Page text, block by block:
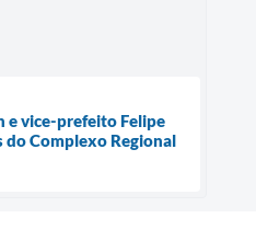
e vice-prefeito Felipe
do Complexo Regional